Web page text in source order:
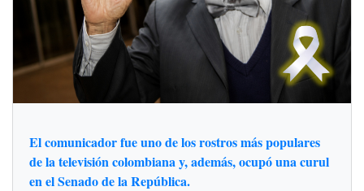
El comunicador fue uno de los rostros más populares
de la televisión colombiana y, además, ocupó una curul
en el Senado de la República.